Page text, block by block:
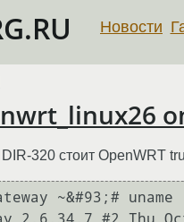
Новости
320 стоит OpenWRT
~&#93;# uname